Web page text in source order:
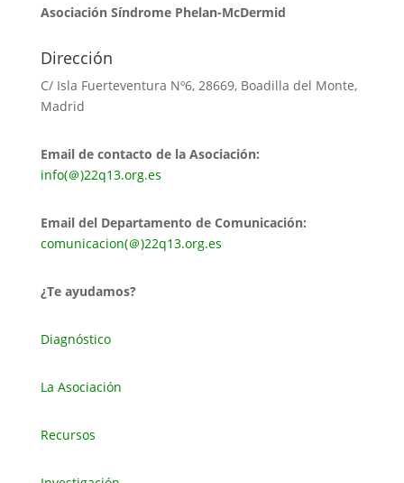
Asociación Síndrome Phelan-McDermid
Dirección
C/ Isla Fuerteventura Nº6, 28669, Boadilla del Monte,
Madrid
Email de contacto de la Asociación:
info(＠)22q13.org.es
Email del Departamento de Comunicación:
comunicacion(＠)22q13.org.es
¿Te ayudamos?
Diagnóstico
La Asociación
Recursos